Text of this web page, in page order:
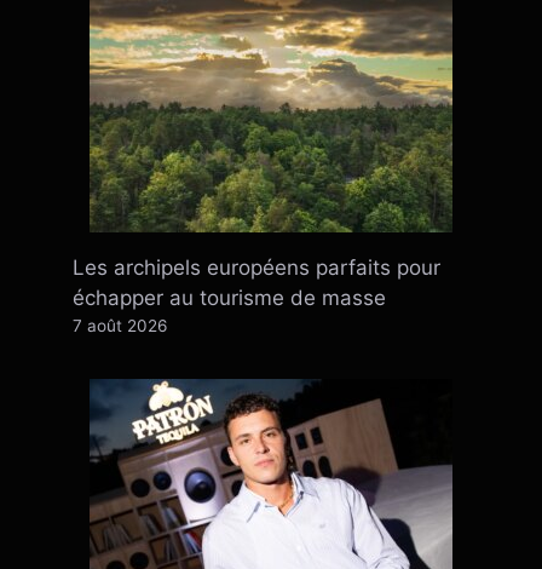
Les archipels européens parfaits pour
échapper au tourisme de masse
7 août 2026